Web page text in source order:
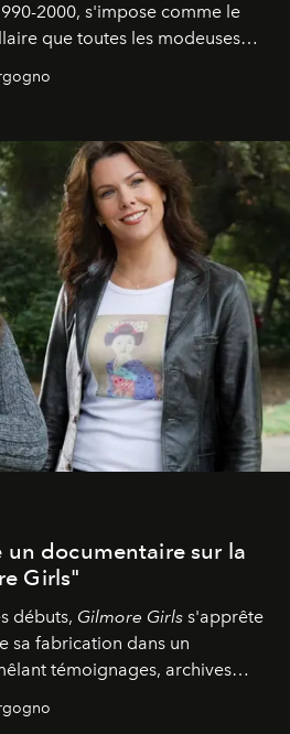
2000, s'impose comme le
que toutes les modeuses
un documentaire sur la
Girls"
débuts, Gilmore Girls s'apprête
sa fabrication dans un
témoignages, archives
les coulisses d'un phénomène